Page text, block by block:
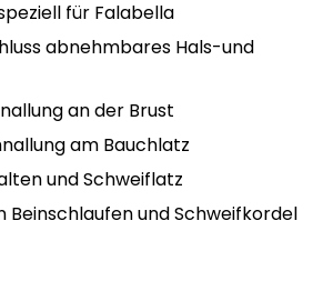
für Falabella
abnehmbares Hals-und
an der Brust
am Bauchlatz
und Schweiflatz
Beinschlaufen und Schweifkordel